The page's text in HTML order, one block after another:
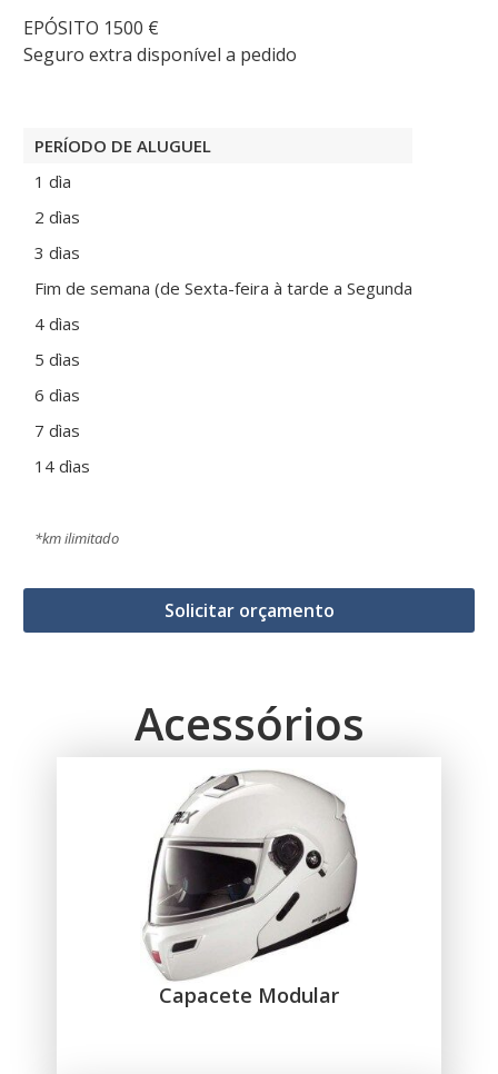
EPÓSITO 1500 €
Seguro extra disponível a pedido
PERÍODO DE ALUGUEL
1 dìa
2 dìas
3 dìas
Fim de semana (de Sexta-feira à tarde a Segunda-feira de
4 dìas
5 dìas
6 dìas
7 dìas
14 dìas
*km ilimitado
Solicitar orçamento
Acessórios
Capacete Modular